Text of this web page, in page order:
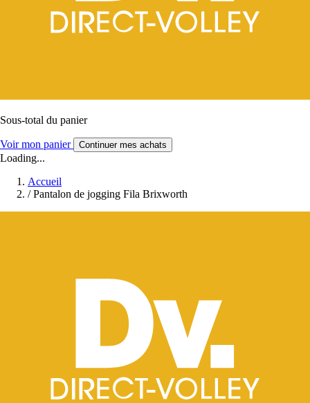
Sous-total du panier
Voir mon panier Continuer mes achats
Loading...
Accueil
/ Pantalon de jogging Fila Brixworth